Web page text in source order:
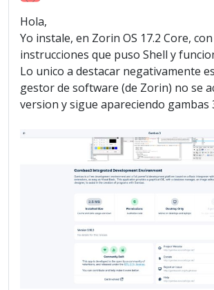
Hola,
Yo instale, en Zorin OS 17.2 Core,
instrucciones que puso Shell y
Lo unico a destacar negativamente
gestor de software (de Zorin) no se
version y sigue apareciendo gambas